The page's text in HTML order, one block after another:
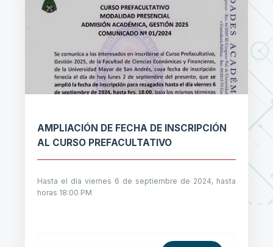
AMPLIACIÓN DE FECHA DE INSCRIPCIÓN
AL CURSO PREFACULTATIVO
Hasta el día viernes 6 de septiembre de 2024, hasta
horas 18:00 PM